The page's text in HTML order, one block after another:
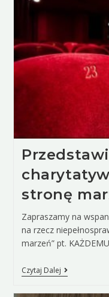
stronę
Zapraszamy na
na rzecz
marzeń” pt.
Czytaj Dalej